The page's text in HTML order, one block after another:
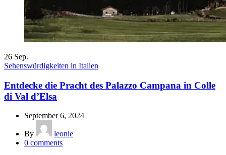
26 Sep.
Sehenswürdigkeiten in Italien
Entdecke die Pracht des Palazzo Campana in Colle
di Val d’Elsa
September 6, 2024
By
leonie
0 comments